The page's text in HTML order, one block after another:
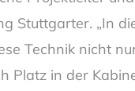
Stuttgarter. „In
Technik nicht
Platz in der